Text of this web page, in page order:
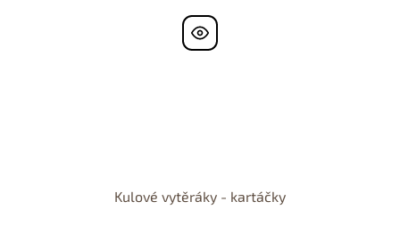
Kulové vytěráky - kartáčky